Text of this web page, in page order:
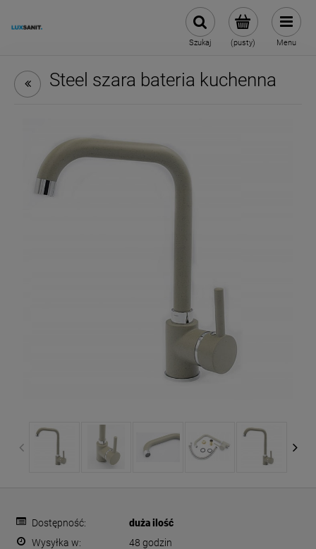
(pusty)
Szukaj Menu
Steel szara bateria kuchenna
Dostępność:
duża ilość
Wysyłka w:
48 godzin